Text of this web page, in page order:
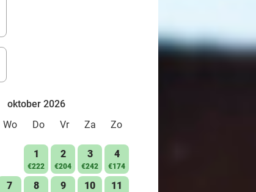
oktober 2026
Wo Do Vr Za Zo
1
€222
2
€204
3
€242
4
€174
7 8 9 10 11